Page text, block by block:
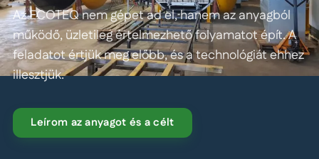
Az ECOTEQ nem gépet ad el, hanem az anyagból
működő, üzletileg értelmezhető folyamatot épít. A
feladatot értjük meg előbb, és a technológiát ehhez
illesztjük.
Leírom az anyagot és a célt